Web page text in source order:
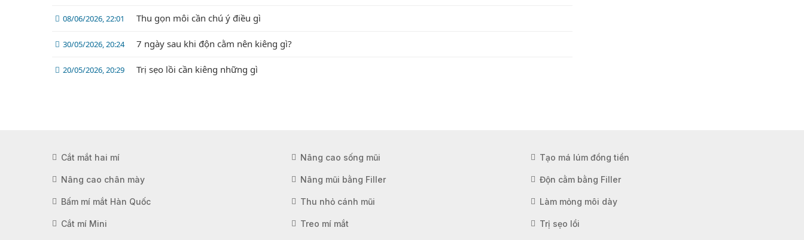
08/06/2026, 22:01 Thu gọn môi cần chú ý điều gì
30/05/2026, 20:24 7 ngày sau khi độn cằm nên kiêng gì?
20/05/2026, 20:29 Trị sẹo lồi cần kiêng những gì
Cắt mắt hai mí Nâng cao sống mũi Tạo má lúm đồng tiền
Nâng cao chân mày Nâng mũi bằng Filler Độn cằm bằng Filler
Bấm mí mắt Hàn Quốc Thu nhỏ cánh mũi Làm mỏng môi dày
Cắt mí Mini Treo mí mắt Trị sẹo lồi